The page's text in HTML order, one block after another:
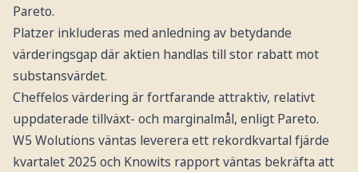
Pareto.
Platzer inkluderas med anledning av betydande
värderingsgap där aktien handlas till stor rabatt mot
substansvärdet.
Cheffelos värdering är fortfarande attraktiv, relativt
uppdaterade tillväxt- och marginalmål, enligt Pareto.
W5 Wolutions väntas leverera ett rekordkvartal fjärde
kvartalet 2025 och Knowits rapport väntas bekräfta att